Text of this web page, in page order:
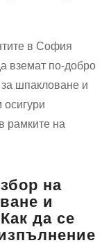
в София
вземат по-добро
шпакловане и
рамките на
на
и
да се